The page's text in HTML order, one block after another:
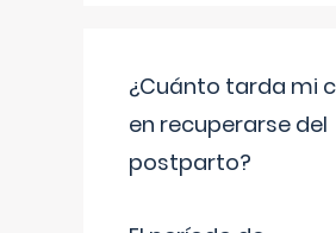
¿Cuánto tarda mi
en recuperarse del
postparto?